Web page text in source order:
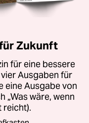
Zukunft
für eine bessere
Ausgaben für
eine Ausgabe von
„Was wäre, wenn
reicht).